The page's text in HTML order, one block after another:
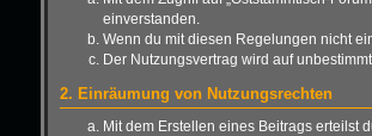
einverstanden.
Wenn du mit diesen Regelungen nicht
Der Nutzungsvertrag wird auf
2. Einräumung von Nutzungsrechten
Mit dem Erstellen eines Beitrags erteilst